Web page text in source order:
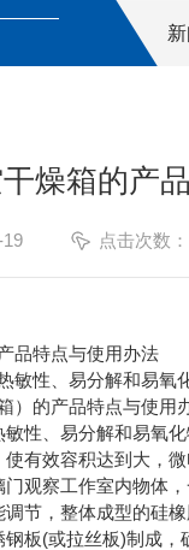
燥箱的产
点击次数
品特点与使用办法
性、易分解和易氧
）的产品特点与使用
性、易分解和易氧
效容积达到大，微
察工作室内物体，
，整体成型的硅橡
(或拉丝板)制成，